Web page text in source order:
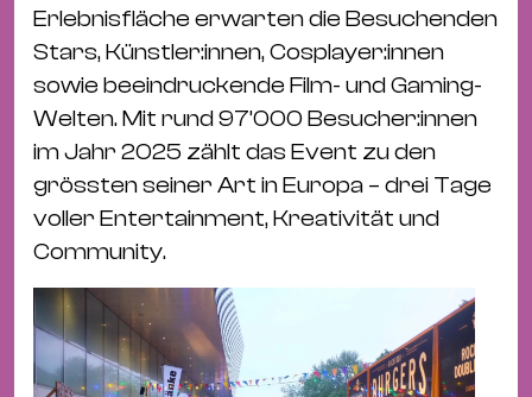
Erlebnisfläche erwarten die Besuchenden
Stars, Künstler:innen, Cosplayer:innen
sowie beeindruckende Film- und Gaming-
Welten. Mit rund 97’000 Besucher:innen
im Jahr 2025 zählt das Event zu den
grössten seiner Art in Europa – drei Tage
voller Entertainment, Kreativität und
Community.